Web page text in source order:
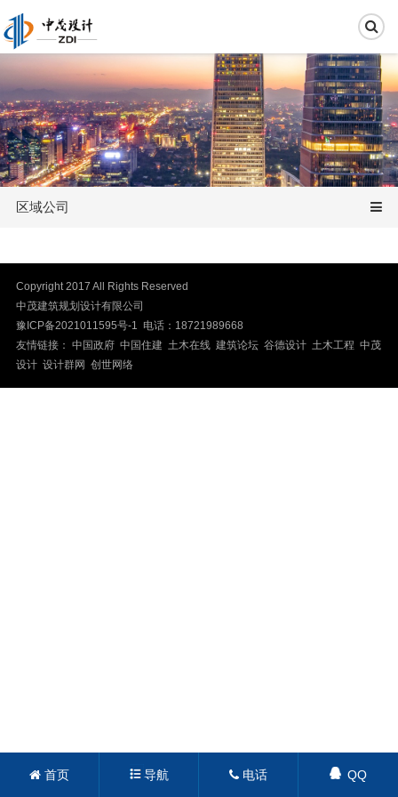
区域公司
Copyright 2017 All Rights Reserved
中茂建筑规划设计有限公司
豫ICP备2021011595号-1 电话：18721989668
友情链接： 中国政府 中国住建 土木在线 建筑论坛 谷德设计 土木工程 中茂
设计设计群网 创世网络
首页 导航 电话 QQ